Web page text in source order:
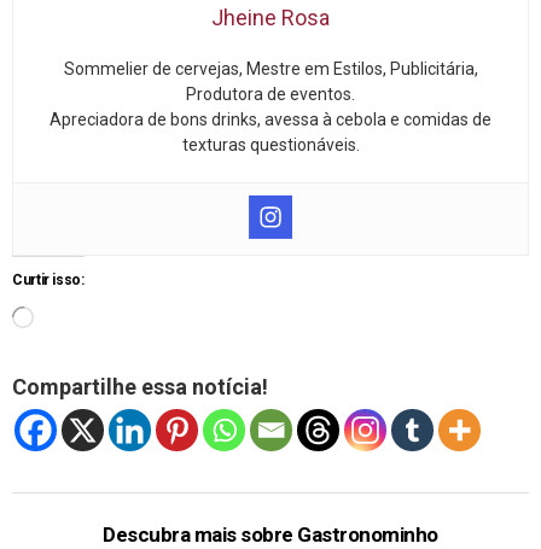
Jheine Rosa
Sommelier de cervejas, Mestre em Estilos, Publicitária,
Produtora de eventos.
Apreciadora de bons drinks, avessa à cebola e comidas de
texturas questionáveis.
Curtir isso:
Compartilhe essa notícia!
Descubra mais sobre Gastronominho